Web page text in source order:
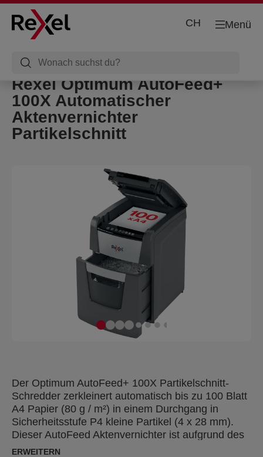
Menü
CH
Rexel Optimum AutoFeed+
100X Automatischer
Aktenvernichter
Partikelschnitt
Der Optimum AutoFeed+ 100X Partikelschnitt-
Schredder zerkleinert automatisch bis zu 100 Blatt
A4 Papier (80 g / m²) in einem Durchgang in
Sicherheitsstufe P4 kleine Partikel (4 x 28 mm).
Dieser AutoFeed Aktenvernichter ist aufgrund des
kompakten 34 Liter herausziehbaren
ERWEITERN